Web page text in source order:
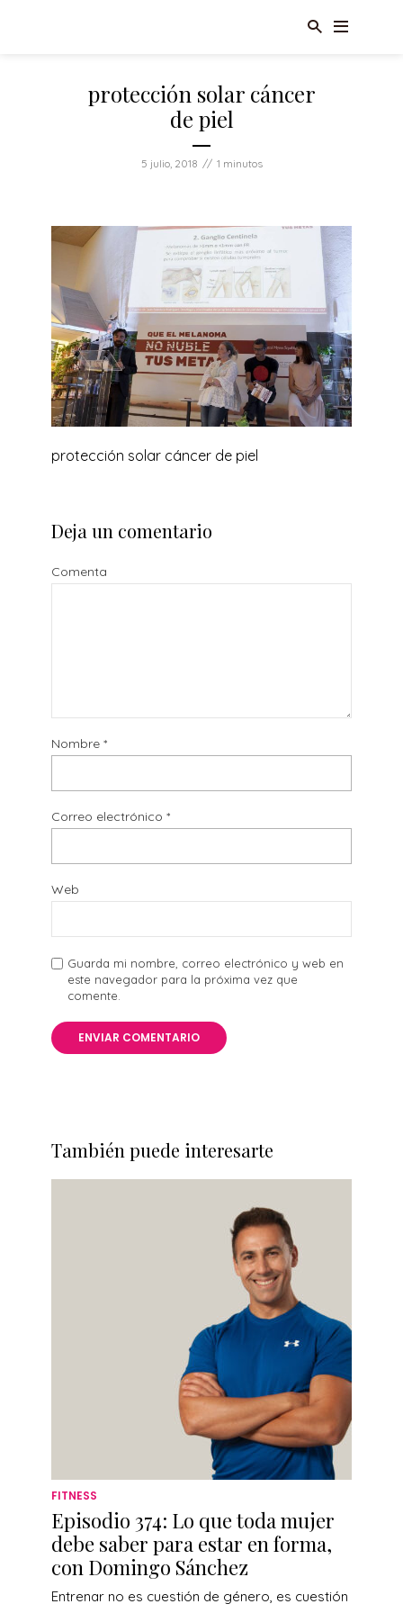
protección solar cáncer
de piel
5 julio, 2018 1 minutos
protección solar cáncer de piel
Deja un comentario
Comenta
Nombre *
Correo electrónico *
Web
Guarda mi nombre, correo electrónico y web en
este navegador para la próxima vez que
comente.
También puede interesarte
FITNESS
Episodio 374: Lo que toda mujer
debe saber para estar en forma,
con Domingo Sánchez
Entrenar no es cuestión de género, es cuestión